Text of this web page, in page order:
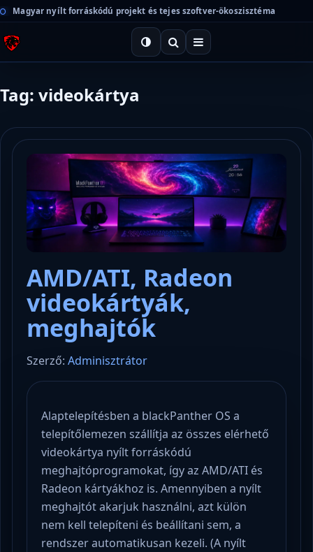
Magyar nyílt forráskódú projekt és tejes szoftver-ökoszisztéma
Tag: videokártya
AMD/ATI, Radeon
videokártyák,
meghajtók
Szerző: Adminisztrátor
Alaptelepítésben a blackPanther OS a
telepítőlemezen szállítja az összes elérhető
videokártya nyílt forráskódú
meghajtóprogramokat, így az AMD/ATI és
Radeon kártyákhoz is. Amennyiben a nyílt
meghajtót akarjuk használni, azt külön
nem kell telepíteni és beállítani sem, a
rendszer automatikusan kezeli. (A nyílt